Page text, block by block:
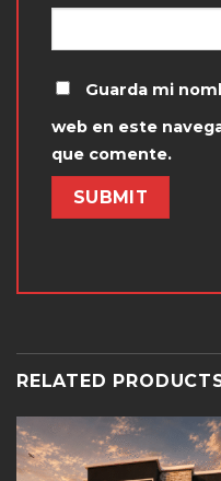
Guarda mi
web en este
que comente.
RELATED